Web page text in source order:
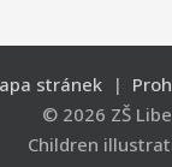
stránek |
© 2026 ZŠ
Children